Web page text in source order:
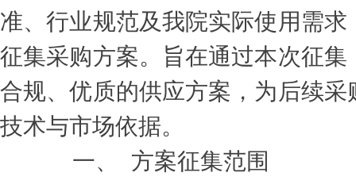
准、行业规范及我院实际使用需
征集采购方案。旨在通过本次征
合规、优质的供应方案，为后续
技术与市场依据。
一、
方案征集范围